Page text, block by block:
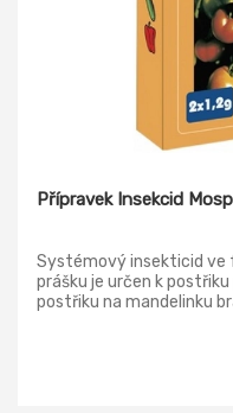
Přípravek Insekcid
Systémový insekticid ve
prášku je určen k
postřiku na mandelinku